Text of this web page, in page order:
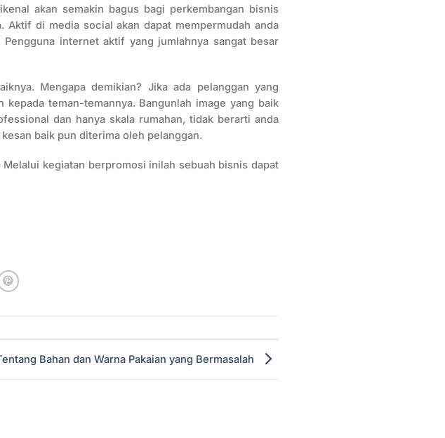
akan semakin bagus bagi perkembangan bisnis
Aktif di media social akan dapat mempermudah anda
internet aktif yang jumlahnya sangat besar
Mengapa demikian? Jika ada pelanggan yang
teman-temannya. Bangunlah image yang baik
dan hanya skala rumahan, tidak berarti anda
baik pun diterima oleh pelanggan.
kegiatan berpromosi inilah sebuah bisnis dapat
Bahan dan Warna Pakaian yang Bermasalah